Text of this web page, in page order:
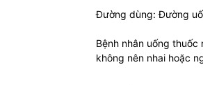
Đường dùng: Đường
Bệnh nhân uống
không nên nhai hoặc